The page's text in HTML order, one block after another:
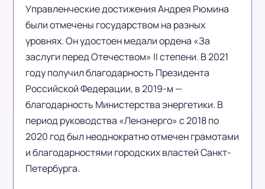
Управленческие достижения Андрея Рюмина
были отмечены государством на разных
уровнях. Он удостоен медали ордена «За
заслуги перед Отечеством» II степени. В 2021
году получил благодарность Президента
Российской Федерации, в 2019-м —
благодарность Министерства энергетики. В
период руководства «Ленэнерго» с 2018 по
2020 год был неоднократно отмечен грамотами
и благодарностями городских властей Санкт-
Петербурга.